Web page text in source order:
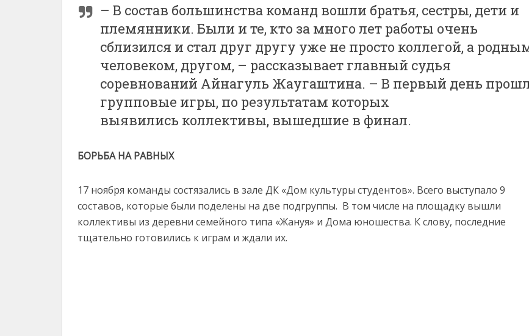
– В состав большинства команд вошли братья, сестры, дети и
племянники. Были и те, кто за много лет работы очень
сблизился и стал друг другу уже не просто коллегой, а
человеком, другом, – рассказывает главный судья
соревнований Айнагуль Жаугаштина. – В первый день
групповые игры, по результатам которых
выявились коллективы, вышедшие в финал.
БОРЬБА НА РАВНЫХ
17 ноября команды состязались в зале ДК «Дом культуры студентов». Всего выступало 9
составов, которые были поделены на две подгруппы. В том числе на площадку вышли
коллективы из деревни семейного типа «Жануя» и Дома юношества. К слову, последние
тщательно готовились к играм и ждали их.